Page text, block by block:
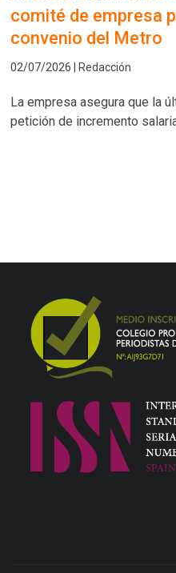
comité de empresa
convenio del Metro
02/07/2026 | Redacción
La empresa asegura que la
petición de incremento